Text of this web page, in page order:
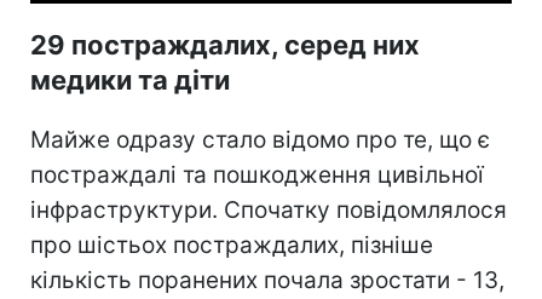
29 постраждалих, серед них
медики та діти
Майже одразу стало відомо про те, що є
постраждалі та пошкодження цивільної
інфраструктури. Спочатку повідомлялося
про шістьох постраждалих, пізніше
кількість поранених почала зростати - 13,